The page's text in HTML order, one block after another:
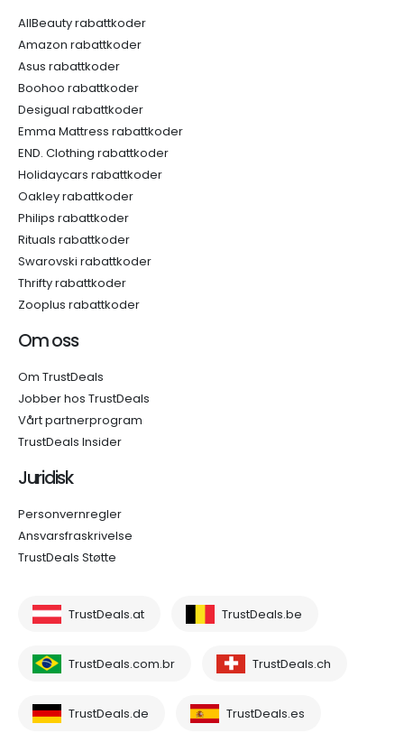
AllBeauty rabattkoder
Amazon rabattkoder
Asus rabattkoder
Boohoo rabattkoder
Desigual rabattkoder
Emma Mattress rabattkoder
END. Clothing rabattkoder
Holidaycars rabattkoder
Oakley rabattkoder
Philips rabattkoder
Rituals rabattkoder
Swarovski rabattkoder
Thrifty rabattkoder
Zooplus rabattkoder
Om oss
Om TrustDeals
Jobber hos TrustDeals
Vårt partnerprogram
TrustDeals Insider
Juridisk
Personvernregler
Ansvarsfraskrivelse
TrustDeals Støtte
TrustDeals.at TrustDeals.be
TrustDeals.com.br TrustDeals.ch
TrustDeals.de TrustDeals.es